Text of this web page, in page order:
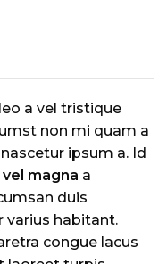
a vel tristique
non mi quam a
ipsum a. Id
vel magna a
duis
varius habitant.
congue lacus